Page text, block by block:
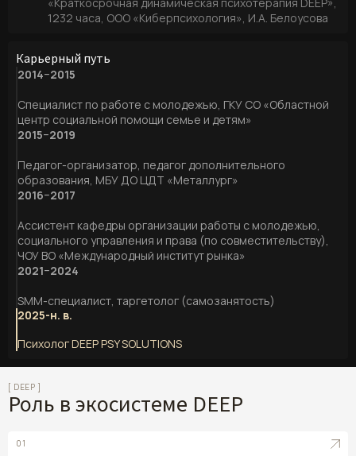
1232 часа, ООО «Киберпсихология», И.А. Белоусова
Карьерный путь
2014−2015
Специалист по работе с молодежью, ГКУ СО «Областной
центр социальной помощи семье и детям»
2015−2019
Педагог-организатор, педагог дополнительного
образования, МБУ ДО ЦДТ «Металлург»
2016−2017
Ассистент кафедры организации работы с молодежью,
социального управления и права (по совместительству),
ЧОУ ВО «Международный институт рынка»
2021−2024
SMM-специалист, таргетолог (самозанятость)
2025-н. в.
Психолог DEEP PSY SOLUTIONS
[ DEEP ]
Роль в экосистеме DEEP
АНТИТРЕВОГА 01
01